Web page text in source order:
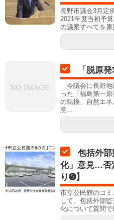
長野市議会3月定
2021年度当初予
の議案すべてを
「脱原
今議会に長野地
った「福島第一
の転換、自然エ
意...
包括外
化」意見…否
り➎】
市立公民館のコ
して、包括外部
化について質問